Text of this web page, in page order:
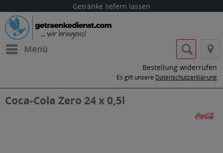
Getränke liefern lassen
Menü
Bestellung widerrufen
Es gilt unsere Datenschutzerklärung
Coca-Cola Zero 24 x 0,5l